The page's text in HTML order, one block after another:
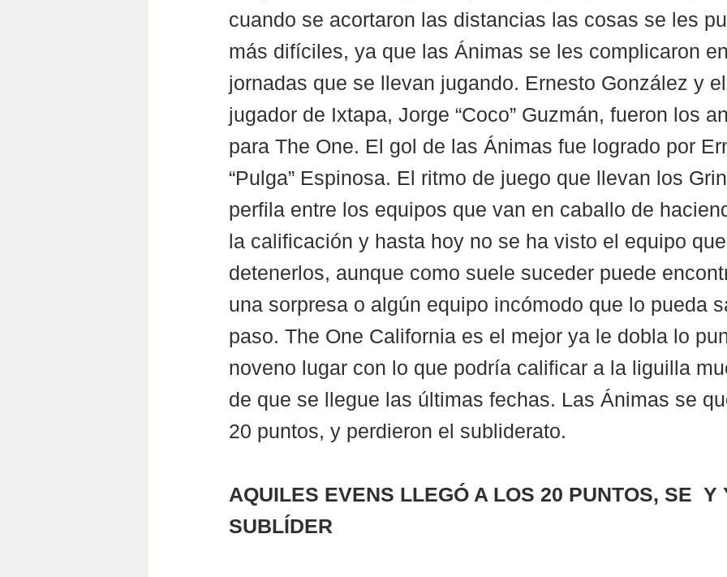
cuando se acortaron las distancias las cosas se les
más difíciles, ya que las Ánimas se les complicaron
jornadas que se llevan jugando. Ernesto González y
jugador de Ixtapa, Jorge “Coco” Guzmán, fueron los
para The One. El gol de las Ánimas fue logrado por
“Pulga” Espinosa. El ritmo de juego que llevan los
perfila entre los equipos que van en caballo de
la calificación y hasta hoy no se ha visto el equipo
detenerlos, aunque como suele suceder puede
una sorpresa o algún equipo incómodo que lo pueda
paso. The One California es el mejor ya le dobla lo
noveno lugar con lo que podría calificar a la liguilla
de que se llegue las últimas fechas. Las Ánimas se
20 puntos, y perdieron el subliderato.
AQUILES EVENS LLEGÓ A LOS 20 PUNTOS, SE  Y
SUBLÍDER